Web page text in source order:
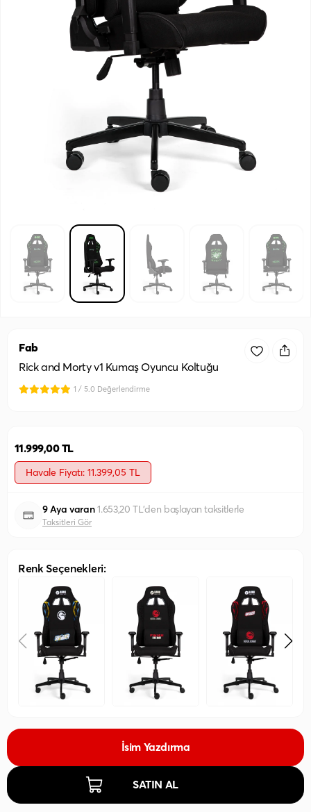
Fab
Rick and Morty v1 Kumaş Oyuncu Koltuğu
1 / 5.0 Değerlendirme
11.999,00 TL
Havale Fiyatı: 11.399,05 TL
9 Aya varan1.653,20 TL'den başlayan taksitlerle
Taksitleri Gör
Renk Seçenekleri:
İsim Yazdırma
SATIN AL